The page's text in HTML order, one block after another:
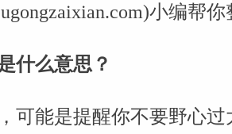
小编帮
什么意思？
可能是提醒你不要野心